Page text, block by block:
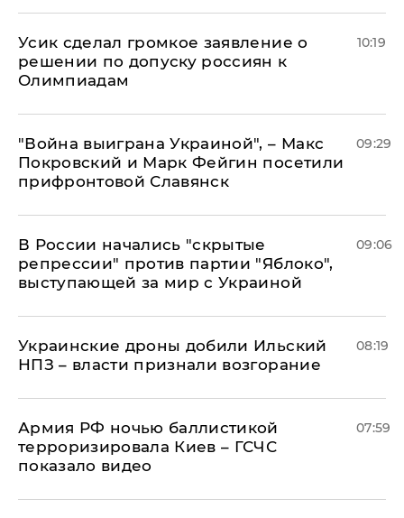
Усик сделал громкое заявление о
решении по допуску россиян к
Олимпиадам
10:19
"Война выиграна Украиной", – Макс
Покровский и Марк Фейгин посетили
прифронтовой Славянск
09:29
В России начались "скрытые
репрессии" против партии "Яблоко",
выступающей за мир с Украиной
09:06
Украинские дроны добили Ильский
НПЗ – власти признали возгорание
08:19
Армия РФ ночью баллистикой
терроризировала Киев – ГСЧС
показало видео
07:59